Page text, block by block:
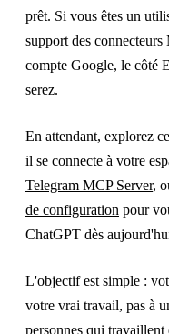
prêt. Si vous êtes un
support des
compte Google, le côté
serez.
En attendant, explorez
il se connecte à votre
Telegram MCP Server,
de configuration pour
ChatGPT dès
L'objectif est simple :
votre vrai travail, pas à
personnes qui travaillent